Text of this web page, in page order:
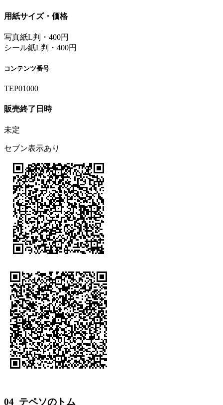
用紙サイズ・価格
写真紙L判・400円
シール紙L判・400円
コンテンツ番号
TEP01000
販売終了日時
未定
セブン表示あり
04_テペソのトム